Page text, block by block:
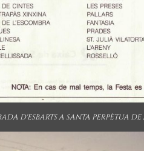
D'ESBARTS A SANTA PERPÈTUA